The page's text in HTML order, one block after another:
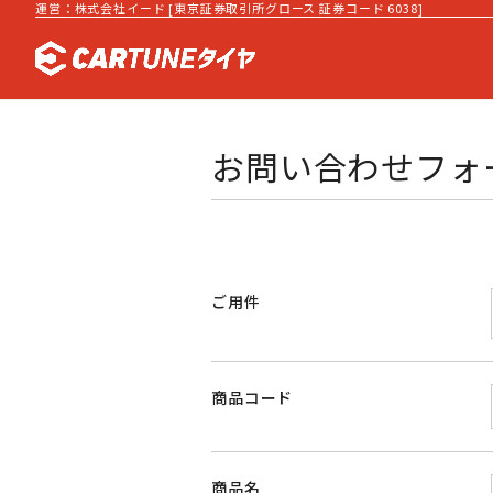
運営：株式会社イード [東京証券取引所グロース 証券コード 6038]
お問い合わせフォ
ご用件
商品コード
商品名